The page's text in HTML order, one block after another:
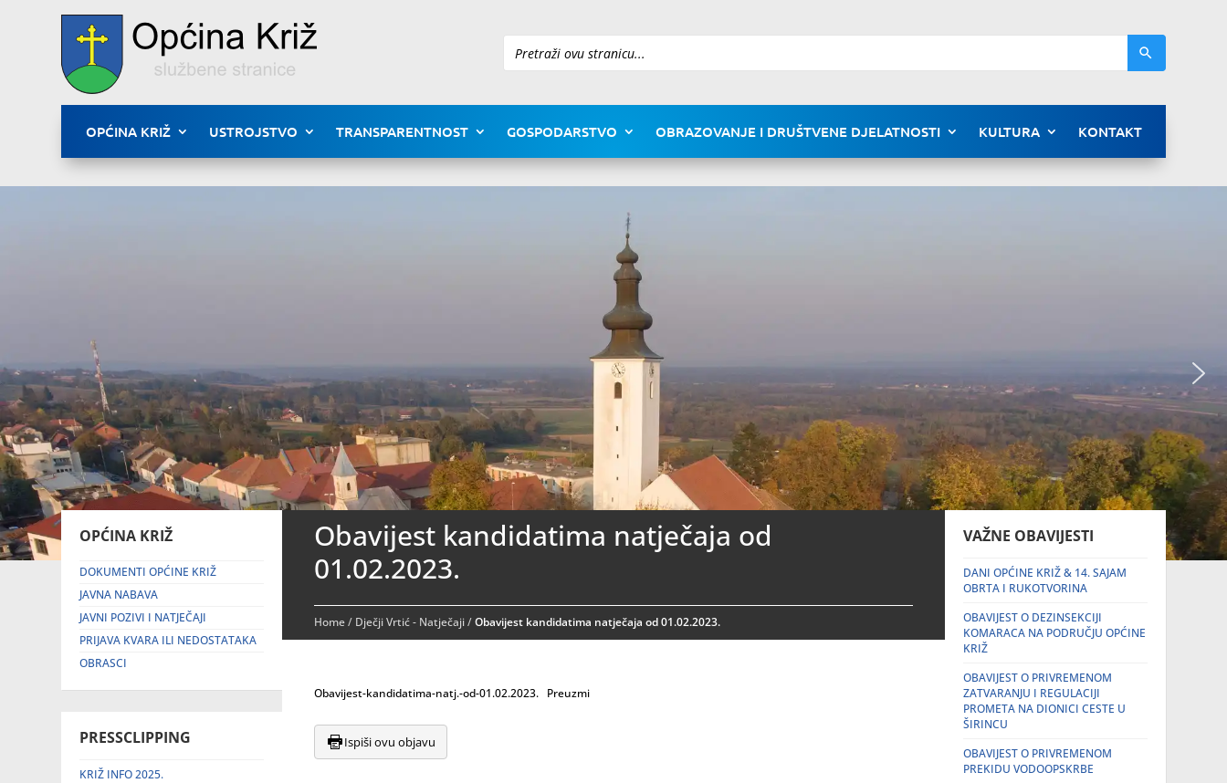
Pretraži
OPĆINA KRIŽ USTROJSTVO TRANSPARENTNOST GOSPODARSTVO OBRAZOVANJE I DRUŠTVENE DJELATNOSTI KULTURA KONTAKT
OPĆINA KRIŽ
DOKUMENTI OPĆINE KRIŽ
JAVNA NABAVA
JAVNI POZIVI I NATJEČAJI
PRIJAVA KVARA ILI NEDOSTATAKA
OBRASCI
PRESSCLIPPING
KRIŽ INFO 2025.
Obavijest kandidatima natječaja od
01.02.2023.
Home/ Dječji Vrtić - Natječaji/Obavijest kandidatima natječaja od 01.02.2023.
Obavijest-kandidatima-natj.-od-01.02.2023. Preuzmi
Ispiši ovu objavu
VAŽNE OBAVIJESTI
DANI OPĆINE KRIŽ & 14. SAJAM
OBRTA I RUKOTVORINA
OBAVIJEST O DEZINSEKCIJI
KOMARACA NA PODRUČJU OPĆINE
KRIŽ
OBAVIJEST O PRIVREMENOM
ZATVARANJU I REGULACIJI
PROMETA NA DIONICI CESTE U
ŠIRINCU
OBAVIJEST O PRIVREMENOM
PREKIDU VODOOPSKRBE